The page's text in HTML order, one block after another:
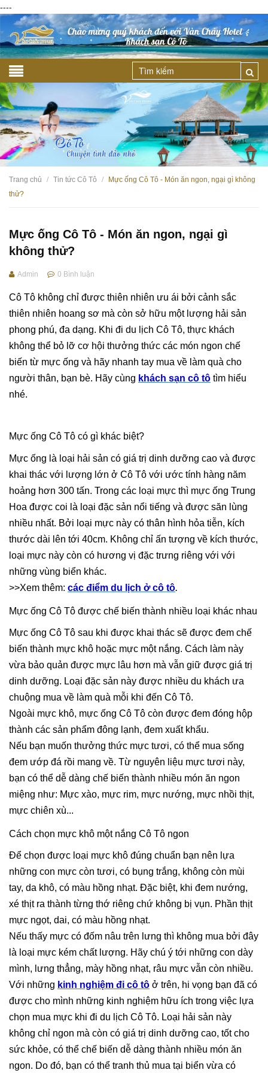
----
Trang chủ / Tin tức Cô Tô /
Mực ống Cô Tô - Món ăn ngon, ngại gì không
thử?
Mực ống Cô Tô - Món ăn ngon, ngại gì
không thử?
Admin 0 Bình luận
Cô Tô không chỉ được thiên nhiên ưu ái bởi cảnh sắc
thiên nhiên hoang sơ mà còn sở hữu một lượng hải sản
phong phú, đa dạng. Khi đi du lịch Cô Tô, thực khách
không thể bỏ lỡ cơ hội thưởng thức các món ngon chế
biến từ mực ống và hãy nhanh tay mua về làm quà cho
người thân, bạn bè. Hãy cùng khách sạn cô tô tìm hiểu
nhé.
Mực ống Cô Tô có gì khác biệt?
Mực ống là loại hải sản có giá trị dinh dưỡng cao và được
khai thác với lượng lớn ở Cô Tô với ước tính hàng năm
hoảng hơn 300 tấn. Trong các loại mực thì mực ống Trung
Hoa được coi là loại đặc sản nổi tiếng và được săn lùng
nhiều nhất. Bởi loại mực này có thân hình hỏa tiễn, kích
thước dài lên tới 40cm. Không chỉ ấn tượng về kích thước,
loại mực này còn có hương vị đặc trưng riêng với với
những vùng biển khác.
>>Xem thêm: các điểm du lịch ở cô tô.
Mực ống Cô Tô được chế biến thành nhiều loại khác nhau
Mực ống Cô Tô sau khi được khai thác sẽ được đem chế
biến thành mực khô hoặc mực một nắng. Cách làm này
vừa bảo quản được mực lâu hơn mà vẫn giữ được giá trị
dinh dưỡng. Loại đặc sản này được nhiều du khách ưa
chuộng mua về làm quà mỗi khi đến Cô Tô.
Ngoài mực khô, mực ống Cô Tô còn được đem đóng hộp
thành các sản phẩm đông lạnh, đem xuất khẩu.
Nếu bạn muốn thưởng thức mực tươi, có thể mua sống
đem ướp đá rồi mang về. Từ nguyên liệu mực tươi này,
bạn có thể dễ dàng chế biến thành nhiều món ăn ngon
miệng như: Mực xào, mực rim, mực nướng, mực nhồi thịt,
mực chiên xù...
Cách chọn mực khô một nắng Cô Tô ngon
Để chọn được loại mực khô đúng chuẩn bạn nên lựa
những con mực còn tươi, có bụng trắng, không còn mùi
tay, da khô, có màu hồng nhạt. Đặc biệt, khi đem nướng,
xé thịt ra thành từng thớ riêng chứ không bị vụn. Phần thịt
mực ngọt, dai, có màu hồng nhạt.
Nếu thấy mực có đốm nâu trên lưng thì không mua bởi đây
là loại mực kém chất lượng. Hãy chú ý tới những con dày
mình, lưng thẳng, mày hồng nhạt, râu mực vẫn còn nhiều.
Với những kinh nghiệm đi cô tô ở trên, hi vọng bạn đã có
được cho mình những kinh nghiệm hữu ích trong việc lựa
chọn mua mực khi đi du lịch Cô Tô. Loại hải sản này
không chỉ ngon mà còn có giá trị dinh dưỡng cao, tốt cho
sức khỏe, có thể chế biến dễ dàng thành nhiều món ăn
ngon. Do đó, bạn có thể tranh thủ mua tại biển vừa có